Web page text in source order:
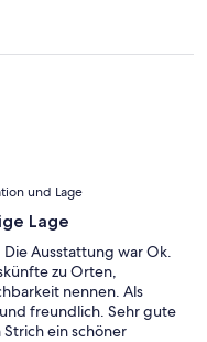
und Lage
Lage
Die Ausstattung war Ok.
zu Orten,
nennen. Als
freundlich. Sehr gute
ein schöner